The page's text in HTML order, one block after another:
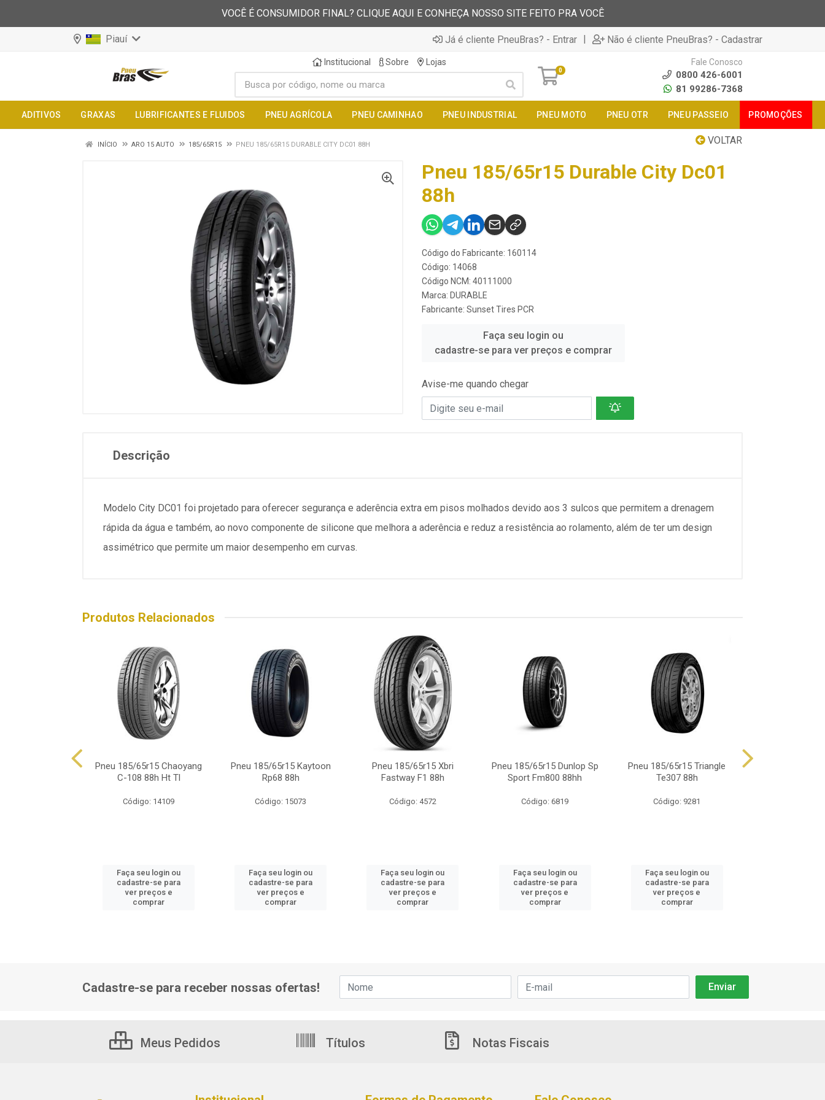
VOCÊ É CONSUMIDOR FINAL? CLIQUE AQUI E CONHEÇA NOSSO SITE FEITO PRA VOCÊ
Piauí Já é cliente PneuBras? - Entrar | Não é cliente PneuBras? - Cadastrar
Institucional Sobre Lojas
0
Fale Conosco
0800 426-6001
81 99286-7368
ADITIVOS GRAXAS LUBRIFICANTES E FLUIDOS PNEU AGRÍCOLA PNEU CAMINHAO PNEU INDUSTRIAL PNEU MOTO PNEU OTR PNEU PASSEIO PROMOÇÕES
VOLTAR
INÍCIO ARO 15 AUTO 185/65R15 PNEU 185/65R15 DURABLE CITY DC01 88H
Pneu 185/65r15 Durable City Dc01
88h
Código do Fabricante: 160114
Código: 14068
Código NCM: 40111000
Marca: DURABLE
Fabricante: Sunset Tires PCR
Faça seu login ou
cadastre-se para ver preços e comprar
Avise-me quando chegar
Descrição
Modelo City DC01 foi projetado para oferecer segurança e aderência extra em pisos molhados devido aos 3 sulcos que permitem a drenagem
rápida da água e também, ao novo componente de silicone que melhora a aderência e reduz a resistência ao rolamento, além de ter um design
assimétrico que permite um maior desempenho em curvas.
Produtos Relacionados
Pneu 185/65r15 Chaoyang
C-108 88h Ht Tl
Código: 14109
Faça seu login ou
cadastre-se para
ver preços e
comprar
Pneu 185/65r15 Kaytoon
Rp68 88h
Código: 15073
Faça seu login ou
cadastre-se para
ver preços e
comprar
Pneu 185/65r15 Xbri
Fastway F1 88h
Código: 4572
Faça seu login ou
cadastre-se para
ver preços e
comprar
Pneu 185/65r15 Dunlop Sp
Sport Fm800 88hh
Código: 6819
Faça seu login ou
cadastre-se para
ver preços e
comprar
Pneu 185/65r15 Triangle
Te307 88h
Código: 9281
Faça seu login ou
cadastre-se para
ver preços e
comprar
Cadastre-se para receber nossas ofertas!
Meus Pedidos Títulos Notas Fiscais